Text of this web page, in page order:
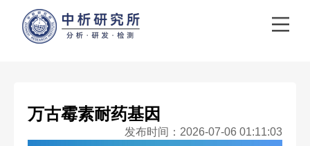
万古霉素耐药基因
发布时间：2026-07-06 01:11:03